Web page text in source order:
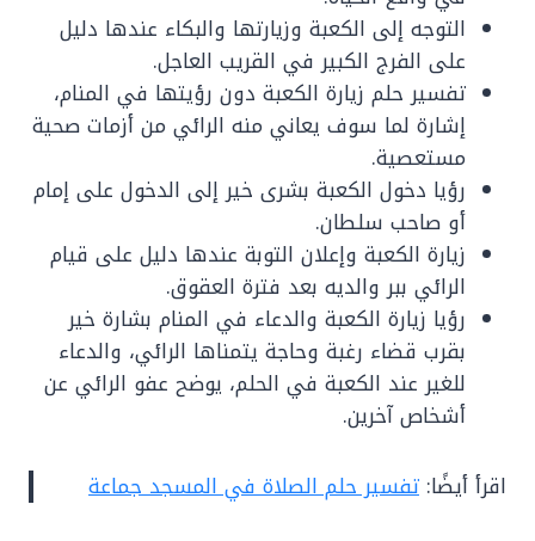
التوجه إلى الكعبة وزيارتها والبكاء عندها دليل
على الفرج الكبير في القريب العاجل.
تفسير حلم زيارة الكعبة دون رؤيتها في المنام،
إشارة لما سوف يعاني منه الرائي من أزمات صحية
مستعصية.
رؤيا دخول الكعبة بشرى خير إلى الدخول على إمام
أو صاحب سلطان.
زيارة الكعبة وإعلان التوبة عندها دليل على قيام
الرائي ببر والديه بعد فترة العقوق.
رؤيا زيارة الكعبة والدعاء في المنام بشارة خير
بقرب قضاء رغبة وحاجة يتمناها الرائي، والدعاء
للغير عند الكعبة في الحلم، يوضح عفو الرائي عن
أشخاص آخرين.
اقرأ أيضًا: تفسير حلم الصلاة في المسجد جماعة